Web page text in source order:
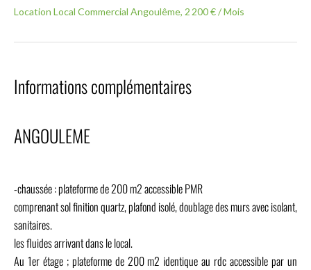
Location Local Commercial Angoulême, 2 200 € / Mois
Informations complémentaires
ANGOULEME
-chaussée : plateforme de 200 m2 accessible PMR
comprenant sol finition quartz, plafond isolé, doublage des murs avec isolant,
sanitaires.
les fluides arrivant dans le local.
Au 1er étage ; plateforme de 200 m2 identique au rdc accessible par un